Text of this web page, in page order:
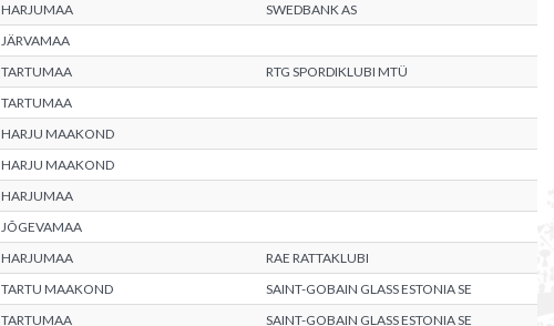
HARJUMAA
SWEDBANK AS
JÄRVAMAA
TARTUMAA
RTG SPORDIKLUBI MTÜ
TARTUMAA
HARJU MAAKOND
HARJU MAAKOND
HARJUMAA
JÕGEVAMAA
HARJUMAA
RAE RATTAKLUBI
TARTU MAAKOND
SAINT-GOBAIN GLASS ESTONIA SE
TARTUMAA
SAINT-GOBAIN GLASS ESTONIA SE